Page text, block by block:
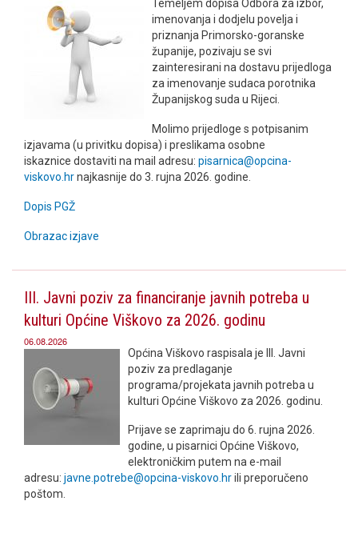
Temeljem dopisa Odbora za izbor,
imenovanja i dodjelu povelja i
priznanja Primorsko-goranske
županije, pozivaju se svi
zainteresirani na dostavu prijedloga
za imenovanje sudaca porotnika
Županijskog suda u Rijeci.
Molimo prijedloge s potpisanim
izjavama (u privitku dopisa) i preslikama osobne
iskaznice dostaviti na mail adresu: pisarnica@opcina-
viskovo.hrnajkasnije do 3. rujna 2026. godine.
Dopis PGŽ
Obrazac izjave
III. Javni poziv za financiranje javnih potreba u
kulturi Općine Viškovo za 2026. godinu
06.08.2026
Općina Viškovo raspisala je III. Javni
poziv za predlaganje
programa/projekata javnih potreba u
kulturi Općine Viškovo za 2026. godinu.
Prijave se zaprimaju do 6. rujna 2026.
godine, u pisarnici Općine Viškovo,
elektroničkim putem na e-mail
adresu: javne.potrebe@opcina-viskovo.hrili preporučeno
poštom.